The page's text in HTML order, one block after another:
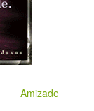
Amizade